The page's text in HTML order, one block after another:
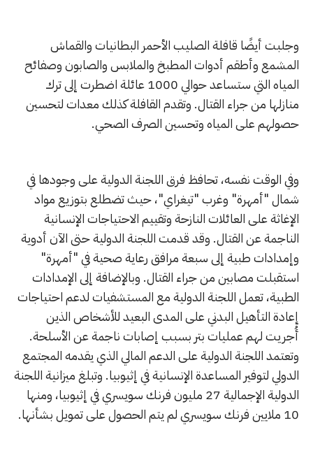
وجلبت أيضًا قافلة الصليب الأحمر البطانيات والقماش
المشمع وأطقم أدوات المطبخ والملابس والصابون وصفائح
المياه التي ستساعد حوالي 1000 عائلة اضطرت إلى ترك
منازلها من جراء القتال. وتقدم القافلة كذلك معدات لتحسين
حصولهم على المياه وتحسين الصرف الصحي.
وفي الوقت نفسه، تحافظ فرق اللجنة الدولية على وجودها في
شمال "أمهرة" وغرب "تيغراي"، حيث تضطلع بتوزيع مواد
الإغاثة على العائلات النازحة وتقييم الاحتياجات الإنسانية
الناجمة عن القتال. وقد قدمت اللجنة الدولية حتى الآن أدوية
وإمدادات طبية إلى سبعة مرافق رعاية صحية في "أمهرة"
استقبلت مصابين من جراء القتال. وبالإضافة إلى الإمدادات
الطبية، تعمل اللجنة الدولية مع المستشفيات لدعم احتياجات
إعادة التأهيل البدني على المدى البعيد للأشخاص الذين
أُجريت لهم عمليات بتر بسبب إصابات ناجمة عن الأسلحة.
وتعتمد اللجنة الدولية على الدعم المالي الذي يقدمه المجتمع
الدولي لتوفير المساعدة الإنسانية في إثيوبيا. وتبلغ ميزانية اللجنة
الدولية الإجمالية 27 مليون فرنك سويسري في إثيوبيا، ومنها
10 ملايين فرنك سويسري لم يتم الحصول على تمويل بشأنها.